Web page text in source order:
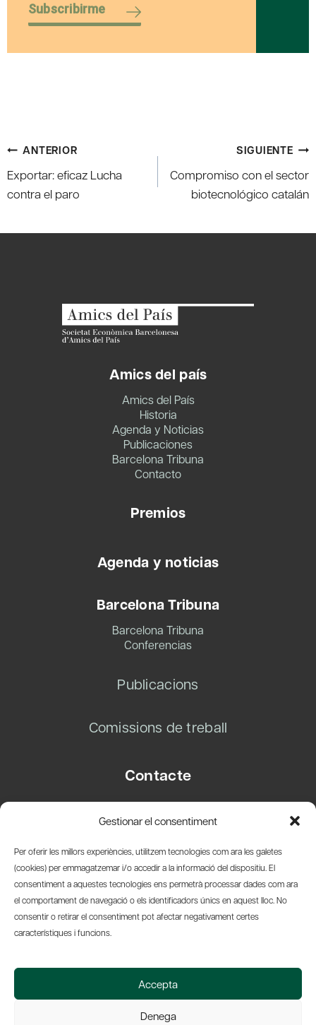
Gestionar el consentiment
Per oferir les millors experiències, utilitzem tecnologies com ara les galetes
(cookies) per emmagatzemar i/o accedir a la informació del dispositiu. El
consentiment a aquestes tecnologies ens permetrà processar dades com ara
el comportament de navegació o els identificadors únics en aquest lloc. No
consentir o retirar el consentiment pot afectar negativament certes
característiques i funcions.
Accepta
Denega
Subscribirme
Navegación
de
entradas
ANTERIOR
Exportar: eficaz Lucha
contra el paro
SIGUIENTE
Compromiso con el sector
biotecnológico catalán
Amics del país
Amics del País
Historia
Agenda y Noticias
Publicaciones
Barcelona Tribuna
Contacto
Premios
Agenda y noticias
Barcelona Tribuna
Barcelona Tribuna
Conferencias
Publicacions
Comissions de treball
Contacte
08003 Barcelona
info@amicsdelpais.com
Suscripció Newsletter
© 2026 Societat Econòmica Barcelonesa d'Amics del País